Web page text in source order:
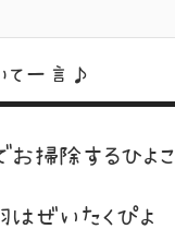
て一言♪
お掃除するひよ
はぜいたくぴよ